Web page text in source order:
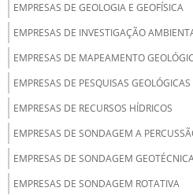
EMPRESAS DE GEOLOGIA E GEOFÍSICA
EMPRESAS DE INVESTIGAÇÃO
EMPRESAS DE MAPEAMENTO
EMPRESAS DE PESQUISAS GEOLÓGICAS
EMPRESAS DE RECURSOS HÍDRICOS
EMPRESAS DE SONDAGEM A
EMPRESAS DE SONDAGEM
EMPRESAS DE SONDAGEM ROTATIVA